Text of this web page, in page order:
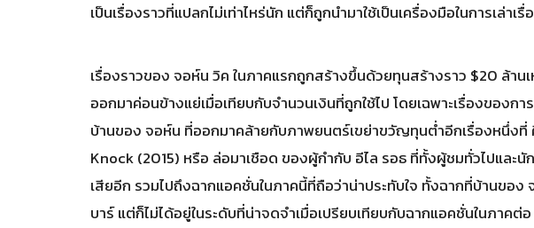
เป็นเรื่องราวที่แปลกไม่เท่าไหร่นัก แต่ก็ถูกนำมาใช้เป็นเครื่องมือในการเล่าเ
เรื่องราวของ จอห์น วิค ในภาคแรกถูกสร้างขึ้นด้วยทุนสร้างราว $20 ล้
ออกมาค่อนข้างแย่เมื่อเทียบกับจำนวนเงินที่ถูกใช้ไป โดยเฉพาะเรื่องของก
บ้านของ จอห์น ที่ออกมาคล้ายกับภาพยนตร์เขย่าขวัญทุนตํ่าอีกเรื่องหนึ่ง
Knock (2015) หรือ ล่อมาเชือด ของผู้กำกับ อีไล รอธ ที่ทั้งผู้ชมทั่วไปและนั
เสียอีก รวมไปถึงฉากแอคชั่นในภาคนี้ที่ถือว่าน่าประทับใจ ทั้งฉากที่บ้านของ
บาร์ แต่ก็ไม่ได้อยู่ในระดับที่น่าจดจำเมื่อเปรียบเทียบกับฉากแอคชั่นในภาคต่